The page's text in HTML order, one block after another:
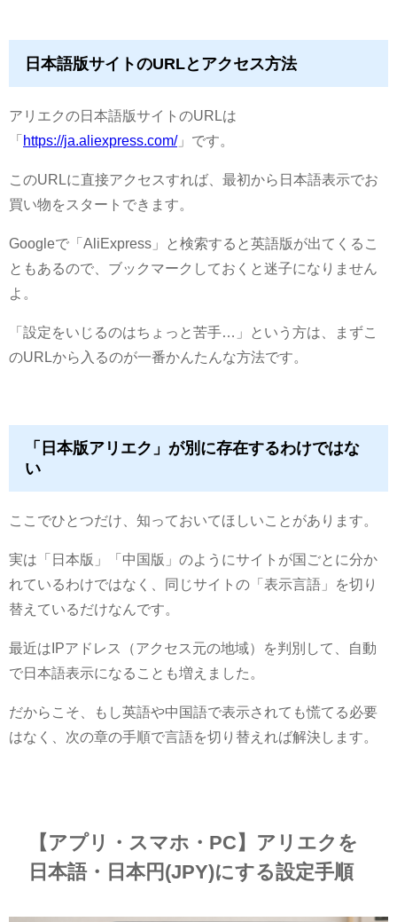
日本語版サイトのURLとアクセス方法
アリエクの日本語版サイトのURLは
「 https://ja.aliexpress.com/」です。
このURLに直接アクセスすれば、最初から日本語表示でお
買い物をスタートできます。
Googleで「AliExpress」と検索すると英語版が出てくるこ
ともあるので、ブックマークしておくと迷子になりません
よ。
「設定をいじるのはちょっと苦手…」という方は、まずこ
のURLから入るのが一番かんたんな方法です。
「日本版アリエク」が別に存在するわけではな
い
ここでひとつだけ、知っておいてほしいことがあります。
実は「日本版」「中国版」のようにサイトが国ごとに分か
れているわけではなく、同じサイトの「表示言語」を切り
替えているだけなんです。
最近はIPアドレス（アクセス元の地域）を判別して、自動
で日本語表示になることも増えました。
だからこそ、もし英語や中国語で表示されても慌てる必要
はなく、次の章の手順で言語を切り替えれば解決します。
【アプリ・スマホ・PC】アリエクを
日本語・日本円(JPY)にする設定手順